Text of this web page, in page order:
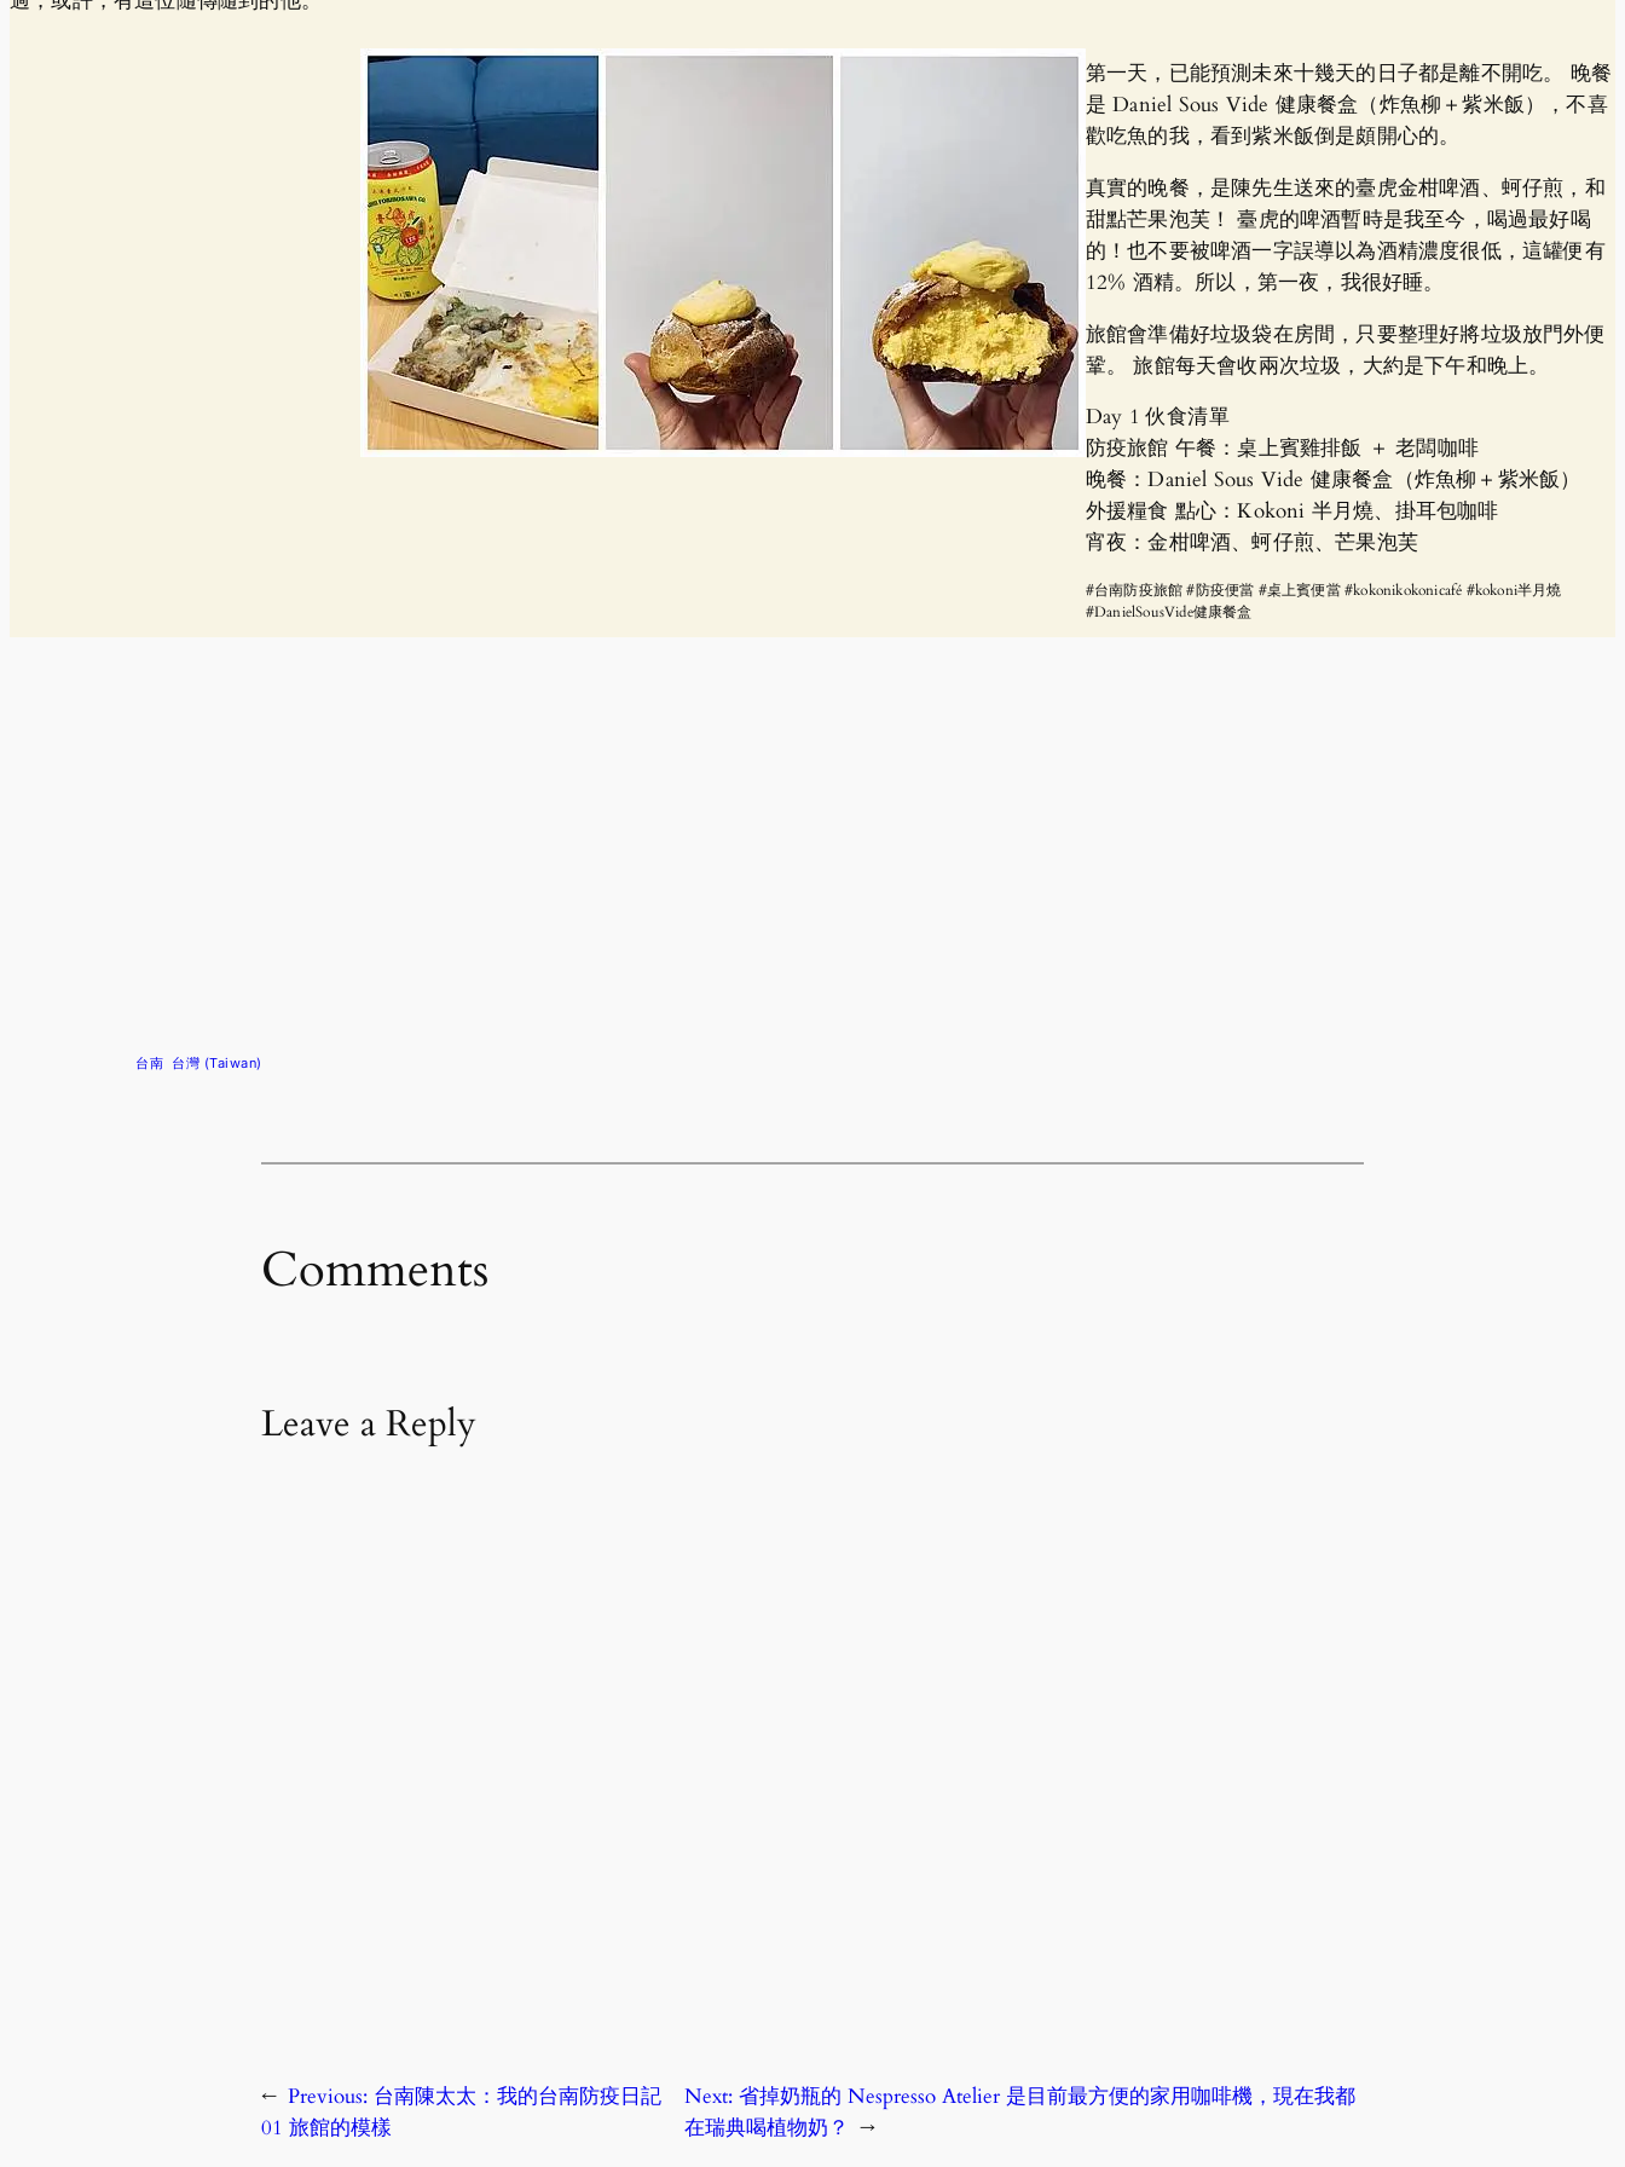
第一天，已能預測未來十幾天的日子都是離不開吃。 晚餐
是 Daniel Sous Vide 健康餐盒（炸魚柳＋紫米飯），不喜
歡吃魚的我，看到紫米飯倒是頗開心的。
真實的晚餐，是陳先生送來的臺虎金柑啤酒、蚵仔煎，和
甜點芒果泡芙！ 臺虎的啤酒暫時是我至今，喝過最好喝
的！也不要被啤酒一字誤導以為酒精濃度很低，這罐便有
12% 酒精。所以，第一夜，我很好睡。
旅館會準備好垃圾袋在房間，只要整理好將垃圾放門外便
鞏。 旅館每天會收兩次垃圾，大約是下午和晚上。
Day 1 伙食清單
防疫旅館 午餐：桌上賓雞排飯 ＋ 老闆咖啡
晚餐：Daniel Sous Vide 健康餐盒（炸魚柳＋紫米飯）
外援糧食 點心：Kokoni 半月燒、掛耳包咖啡
宵夜：金柑啤酒、蚵仔煎、芒果泡芙
#台南防疫旅館 #防疫便當 #桌上賓便當 #kokonikokonicafé #kokoni半月燒
#DanielSousVide健康餐盒
台南 台灣 (Taiwan)
Comments
Leave a Reply
← Previous: 台南陳太太：我的台南防疫日記
01 旅館的模樣
Next: 省掉奶瓶的 Nespresso Atelier 是目前最方便的家用咖啡機，現在我都
在瑞典喝植物奶？ →